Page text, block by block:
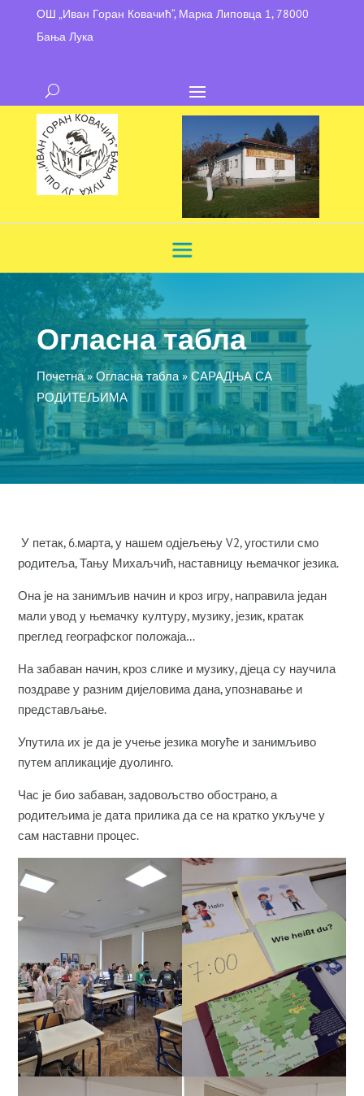
ОШ „Иван Горан Ковачић“, Марка Липовца 1, 78000
Бања Лука
Огласна табла
Почетна»Огласна табла» САРАДЊА СА
РОДИТЕЉИМА
У петак, 6.марта, у нашем од‌јељењу V2, угостили смо
родитеља, Тању Михаљчић, наставницу њемачког језика.
Она је на занимљив начин и кроз игру, направила један
мали увод у њемачку културу, музику, језик, кратак
преглед географског положаја…
На забаван начин, кроз слике и музику, д‌јеца су научила
поздраве у разним дијеловима дана, упознавање и
представљање.
Упутила их је да је учење језика могуће и занимљиво
путем апликације дуолинго.
Час је био забаван, задовољство обострано, а
родитељима је дата прилика да се на кратко укључе у
сам наставни процес.